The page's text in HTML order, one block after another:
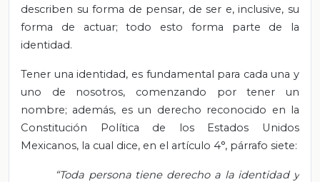
describen su forma de pensar, de ser e, inclusive, su
forma de actuar; todo esto forma parte de la
identidad.
Tener una identidad, es fundamental para cada una y
uno de nosotros, comenzando por tener un
nombre; además, es un derecho reconocido en la
Constitución Política de los Estados Unidos
Mexicanos, la cual dice, en el artículo 4°, párrafo siete:
“Toda persona tiene derecho a la identidad y